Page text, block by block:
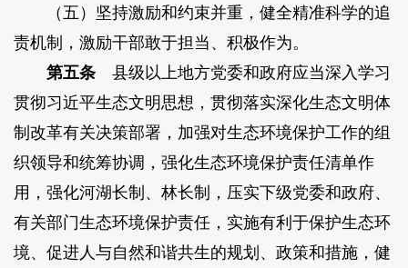
（五）坚持激励和约束并重，健全精准科学的追
责机制，激励干部敢于担当、积极作为。
第五条县级以上地方党委和政府应当深入学习
贯彻习近平生态文明思想，贯彻落实深化生态文明体
制改革有关决策部署，加强对生态环境保护工作的组
织领导和统筹协调，强化生态环境保护责任清单作
用，强化河湖长制、林长制，压实下级党委和政府、
有关部门生态环境保护责任，实施有利于保护生态环
境、促进人与自然和谐共生的规划、政策和措施，健